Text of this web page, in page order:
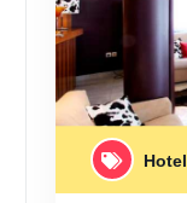
Hotel